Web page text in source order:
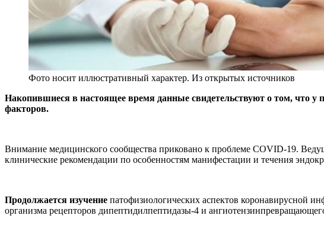
Фото носит иллюстративный характер. Из открытых источников
Накопившиеся в настоящее время данные свидетельствуют о том, что
факторов.
Внимание медицинского сообщества приковано к проблеме COVID-19.
клинические рекомендации по особенностям манифестации и течения
Продолжается изучение патофизиологических аспектов коронавирусной
организма рецепторов дипептидилпептидазы-4 и